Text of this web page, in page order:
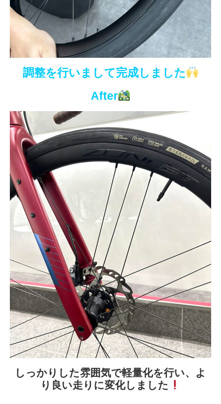
調整を行いまして完成しました
After
しっかりした雰囲気で軽量化を行い、よ
り良い走りに変化しました